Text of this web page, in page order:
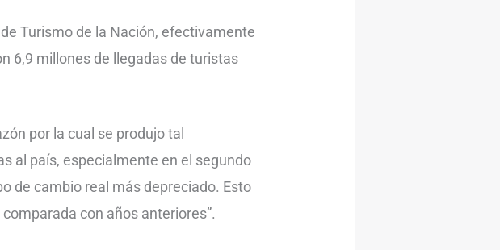
Turismo de la Nación, efectivamente
6,9 millones de llegadas de turistas
por la cual se produjo tal
al país, especialmente en el segundo
de cambio real más depreciado. Esto
con años anteriores”.